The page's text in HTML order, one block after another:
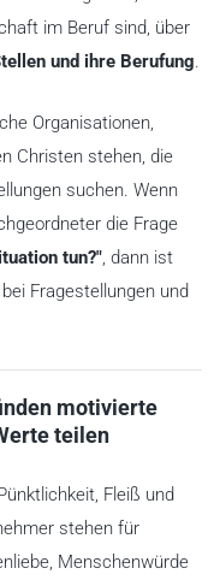
im Beruf sind, über
und ihre Berufung.
Organisationen,
Christen stehen, die
suchen. Wenn
die Frage
tun?", dann ist
Fragestellungen und
motivierte
teilen
Fleiß und
stehen für
Menschenwürde